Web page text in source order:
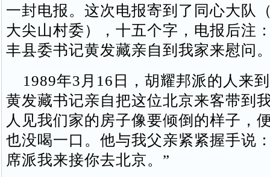
一封电报。这次电报寄到了同心大队
大尖山村委），十五个字，电报后注
丰县委书记黄发藏亲自到我家来慰问
1989年3月16日，胡耀邦派的人来
黄发藏书记亲自把这位北京来客带到
人见我们家的房子像要倾倒的样子，
也没喝一口。他与我父亲紧紧握手说
席派我来接你去北京。”